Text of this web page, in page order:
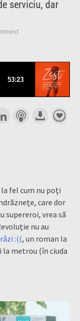
serviciu, dar
fel cum nu poți
care dor
supereroi, vrea să
nu au
:((, un roman la
metrou (în ciuda